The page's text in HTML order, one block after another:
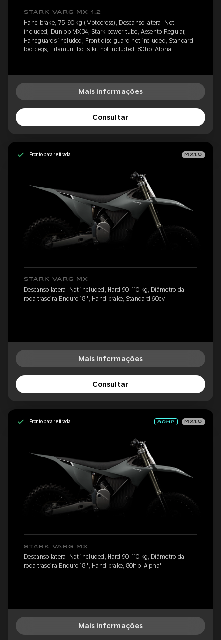
STARK VARG MX 1.2
Hand brake, 75-90 kg (Motocross), Descanso lateral Not
included, Dunlop MX34, Stark power tube, Assento Regular,
Handguards included, Front disc guard not included, Standard
footpegs, Titanium bolts kit not included, 80hp 'Alpha'
Mais informações
Consultar
Pronto para retirada MX1.0
STARK VARG MX
Descanso lateral Not included, Hard 90-110 kg, Diâmetro da
roda traseira Enduro 18 ", Hand brake, Standard 60cv
Mais informações
Consultar
Pronto para retirada MX1.0
STARK VARG MX
Descanso lateral Not included, Hard 90-110 kg, Diâmetro da
roda traseira Enduro 18 ", Hand brake, 80hp 'Alpha'
Mais informações